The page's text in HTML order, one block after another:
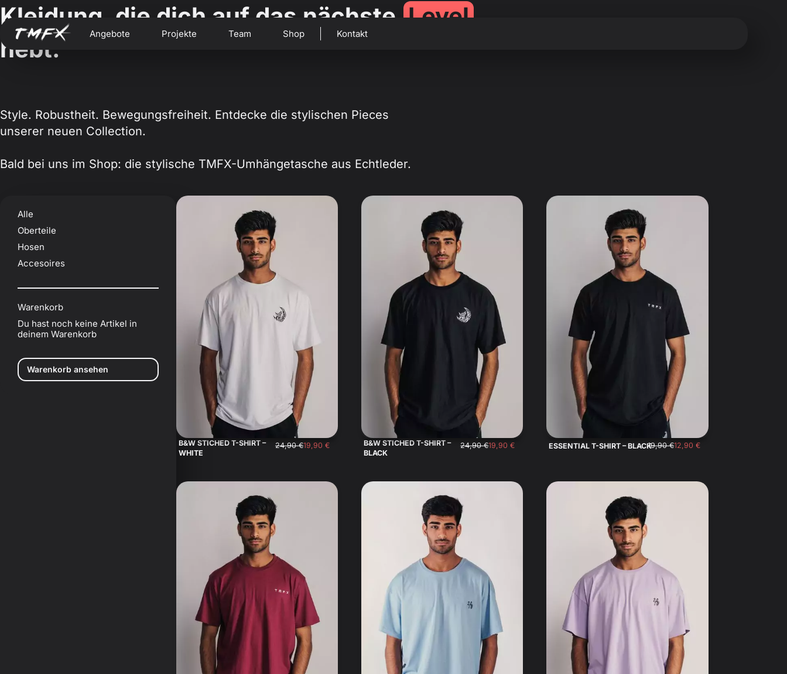
Angebote Projekte Team Shop Kontakt
Kleidung, die dich auf das nächste Level
hebt.
Style. Robustheit. Bewegungsfreiheit. Entdecke die stylischen Pieces
unserer neuen Collection.
Bald bei uns im Shop: die stylische TMFX-Umhängetasche aus Echtleder.
Alle
Oberteile
Hosen
Accesoires
Warenkorb
Du hast noch keine Artikel in
deinem Warenkorb
Warenkorb ansehen
B&W STICHED T-SHIRT –
WHITE
24,90€19,90 €
B&W STICHED T-SHIRT –
BLACK
24,90€19,90€ ESSENTIAL T-SHIRT – BLACK19,90€12,90€